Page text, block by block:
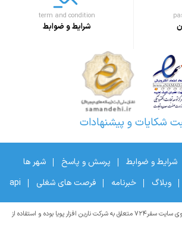
term and condition
شرایط و ضوابط
شکایات و پیشنهادات
شرایط و ضوابط پرسش و پاسخ
شهر ها
وبلاگ خبرنامه فرصت های شغلی api
© تمامی حقوق مادی و معنوی سایت سفر۷۲۴ متعلق به شرکت نارین افزار پویا بوده و استفاده از